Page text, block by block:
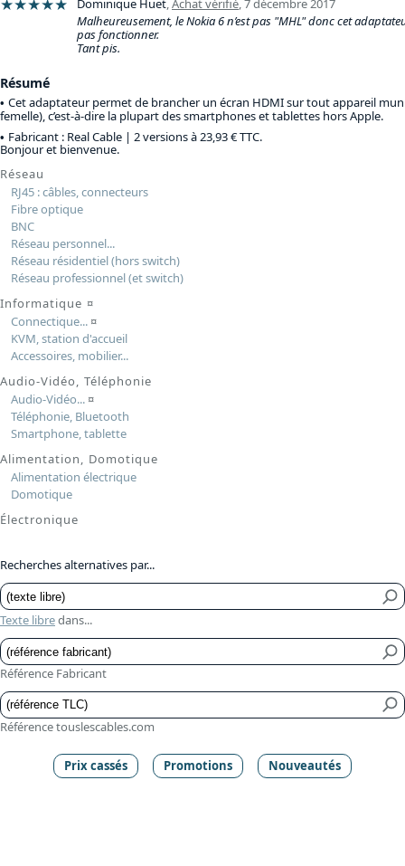
★★★★★ Dominique Huet,Achat vérifié,7 décembre 2017
Malheureusement, le Nokia 6 n’est pas "MHL" donc cet
pas fonctionner.
Tant pis.
Résumé
Cet adaptateur permet de brancher un écran HDMI sur tout appareil
femelle), c’est-à-dire la plupart des smartphones et tablettes hors Apple.
Fabricant : Real Cable | 2 versions à 23,93 € TTC.
Bonjour et bienvenue.
Réseau
RJ45 : câbles, connecteurs
Fibre optique
BNC
Réseau personnel...
Réseau résidentiel (hors switch)
Réseau professionnel (et switch)
Informatique ¤
Connectique...¤
KVM, station d'accueil
Accessoires, mobilier...
Audio-Vidéo, Téléphonie
Audio-Vidéo...¤
Téléphonie, Bluetooth
Smartphone, tablette
Alimentation, Domotique
Alimentation électrique
Domotique
Électronique
Recherches alternatives par...
Texte libredans...
Référence Fabricant
Référence touslescables.com
Prix cassés Promotions Nouveautés